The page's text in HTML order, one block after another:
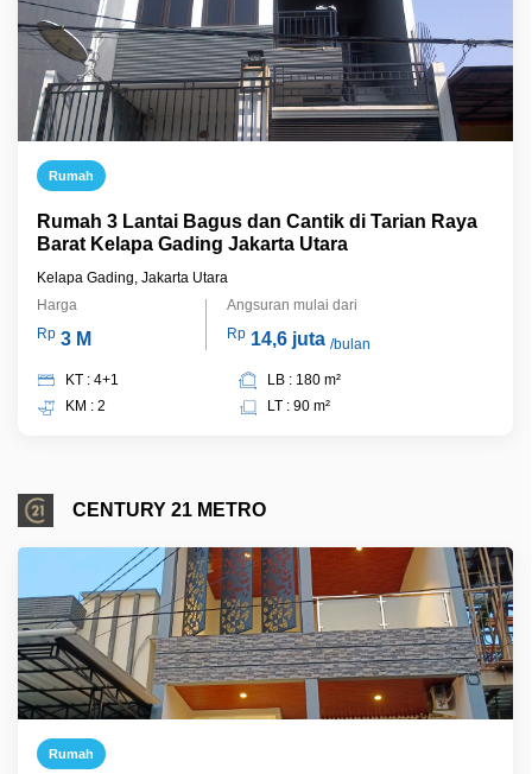
Rumah
Rumah 3 Lantai Bagus dan Cantik di Tarian Raya
Barat Kelapa Gading Jakarta Utara
Kelapa Gading, Jakarta Utara
Harga
Rp 3 M
Angsuran mulai dari
Rp 14,6 juta /bulan
KT : 4+1
KM : 2
LB : 180 m²
LT : 90 m²
CENTURY 21 METRO
Rumah